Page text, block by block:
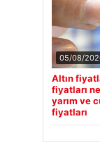
05/08/
Altın
fiyatları
yarım ve
fiyatları